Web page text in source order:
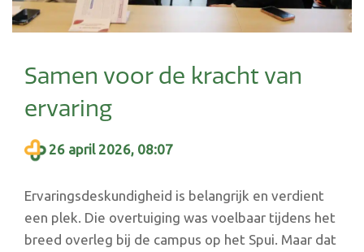
Samen voor de kracht van
ervaring
26 april 2026, 08:07
Ervaringsdeskundigheid is belangrijk en verdient
een plek. Die overtuiging was voelbaar tijdens het
breed overleg bij de campus op het Spui. Maar dat